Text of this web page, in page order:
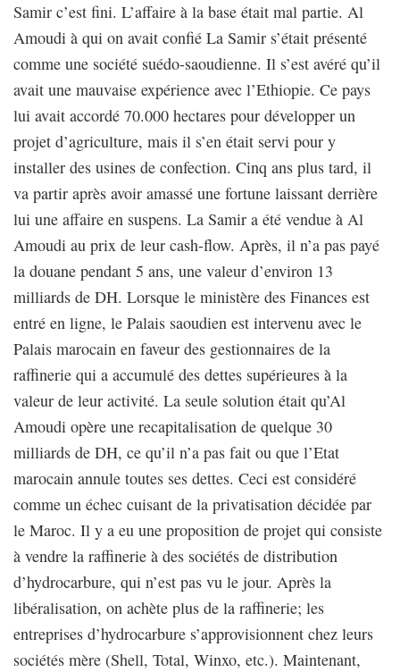
Samir c’est fini. L’affaire à la base était mal partie. Al
Amoudi à qui on avait confié La Samir s’était présenté
comme une société suédo-saoudienne. Il s’est avéré qu’il
avait une mauvaise expérience avec l’Ethiopie. Ce pays
lui avait accordé 70.000 hectares pour développer un
projet d’agriculture, mais il s’en était servi pour y
installer des usines de confection. Cinq ans plus tard, il
va partir après avoir amassé une fortune laissant derrière
lui une affaire en suspens. La Samir a été vendue à Al
Amoudi au prix de leur cash-flow. Après, il n’a pas payé
la douane pendant 5 ans, une valeur d’environ 13
milliards de DH. Lorsque le ministère des Finances est
entré en ligne, le Palais saoudien est intervenu avec le
Palais marocain en faveur des gestionnaires de la
raffinerie qui a accumulé des dettes supérieures à la
valeur de leur activité. La seule solution était qu’Al
Amoudi opère une recapitalisation de quelque 30
milliards de DH, ce qu’il n’a pas fait ou que l’Etat
marocain annule toutes ses dettes. Ceci est considéré
comme un échec cuisant de la privatisation décidée par
le Maroc. Il y a eu une proposition de projet qui consiste
à vendre la raffinerie à des sociétés de distribution
d’hydrocarbure, qui n’est pas vu le jour. Après la
libéralisation, on achète plus de la raffinerie; les
entreprises d’hydrocarbure s’approvisionnent chez leurs
sociétés mère (Shell, Total, Winxo, etc.). Maintenant,